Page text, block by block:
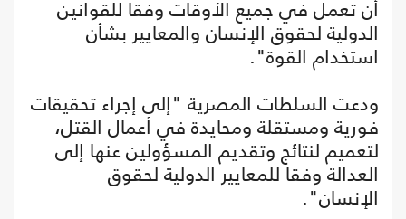
أن تعمل في جميع الأوقات وفقا للقوانين
الدولية لحقوق الإنسان والمعايير بشأن
استخدام القوة".
ودعت السلطات المصرية "إلى إجراء تحقيقات
فورية ومستقلة ومحايدة في أعمال القتل،
لتعميم لنتائج وتقديم المسؤولين عنها إلى
العدالة وفقا للمعايير الدولية لحقوق
الإنسان".